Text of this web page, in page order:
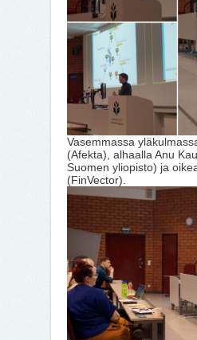
Vasemmassa
(Afekta), alhaalla Anu
Suomen yliopisto) ja
(FinVector).